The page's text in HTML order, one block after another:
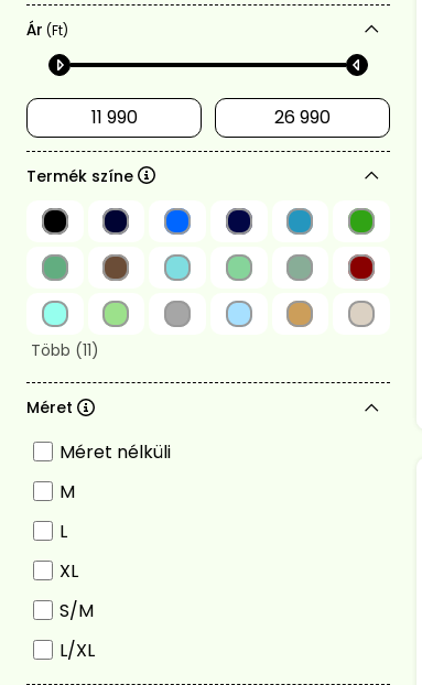
Ár (Ft)
Termék színe
Méret
Méret nélküli
M
L
XL
S/M
L/XL